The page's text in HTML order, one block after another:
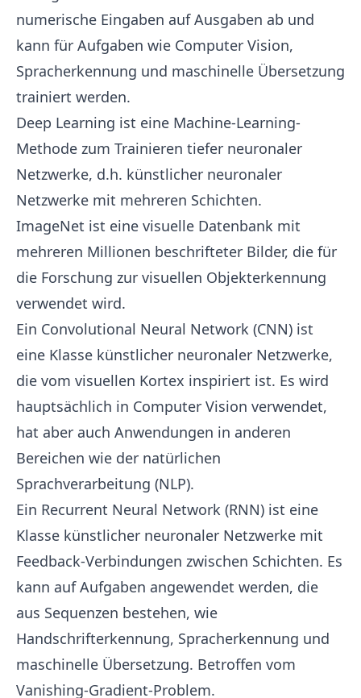
numerische Eingaben auf Ausgaben ab und
kann für Aufgaben wie Computer Vision,
Spracherkennung und maschinelle Übersetzung
trainiert werden.
Deep Learning ist eine Machine-Learning-
Methode zum Trainieren tiefer neuronaler
Netzwerke, d.h. künstlicher neuronaler
Netzwerke mit mehreren Schichten.
ImageNet ist eine visuelle Datenbank mit
mehreren Millionen beschrifteter Bilder, die für
die Forschung zur visuellen Objekterkennung
verwendet wird.
Ein Convolutional Neural Network (CNN) ist
eine Klasse künstlicher neuronaler Netzwerke,
die vom visuellen Kortex inspiriert ist. Es wird
hauptsächlich in Computer Vision verwendet,
hat aber auch Anwendungen in anderen
Bereichen wie der natürlichen
Sprachverarbeitung (NLP).
Ein Recurrent Neural Network (RNN) ist eine
Klasse künstlicher neuronaler Netzwerke mit
Feedback-Verbindungen zwischen Schichten. Es
kann auf Aufgaben angewendet werden, die
aus Sequenzen bestehen, wie
Handschrifterkennung, Spracherkennung und
maschinelle Übersetzung. Betroffen vom
Vanishing-Gradient-Problem.